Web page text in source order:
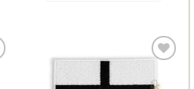
plusieurs
variations.